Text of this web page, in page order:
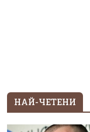
НАЙ-ЧЕТЕНИ